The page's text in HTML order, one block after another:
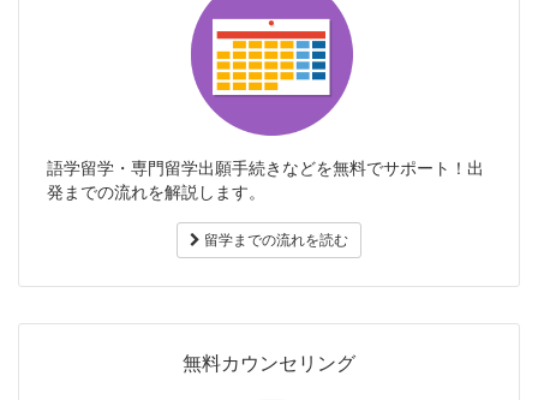
語学留学・専門留学出願手続きなどを無料でサポート！出
発までの流れを解説します。
留学までの流れを読む
無料カウンセリング